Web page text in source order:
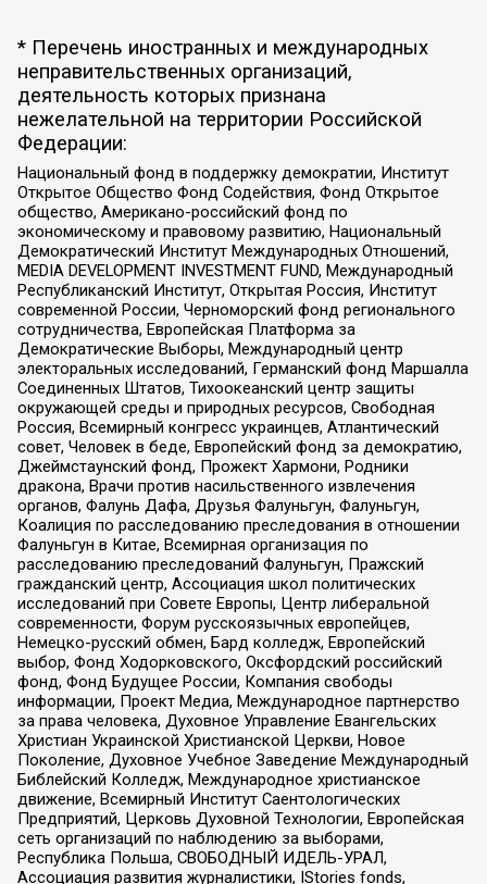
* Перечень иностранных и международных
неправительственных организаций,
деятельность которых признана
нежелательной на территории Российской
Федерации:
Национальный фонд в поддержку демократии, Институт
Открытое Общество Фонд Содействия, Фонд Открытое
общество, Американо-российский фонд по
экономическому и правовому развитию, Национальный
Демократический Институт Международных Отношений,
MEDIA DEVELOPMENT INVESTMENT FUND, Международный
Республиканский Институт, Открытая Россия, Институт
современной России, Черноморский фонд регионального
сотрудничества, Европейская Платформа за
Демократические Выборы, Международный центр
электоральных исследований, Германский фонд Маршалла
Соединенных Штатов, Тихоокеанский центр защиты
окружающей среды и природных ресурсов, Свободная
Россия, Всемирный конгресс украинцев, Атлантический
совет, Человек в беде, Европейский фонд за демократию,
Джеймстаунский фонд, Прожект Хармони, Родники
дракона, Врачи против насильственного извлечения
органов, Фалунь Дафа, Друзья Фалуньгун, Фалуньгун,
Коалиция по расследованию преследования в отношении
Фалуньгун в Китае, Всемирная организация по
расследованию преследований Фалуньгун, Пражский
гражданский центр, Ассоциация школ политических
исследований при Совете Европы, Центр либеральной
современности, Форум русскоязычных европейцев,
Немецко-русский обмен, Бард колледж, Европейский
выбор, Фонд Ходорковского, Оксфордский российский
фонд, Фонд Будущее России, Компания свободы
информации, Проект Медиа, Международное партнерство
за права человека, Духовное Управление Евангельских
Христиан Украинской Христианской Церкви, Новое
Поколение, Духовное Учебное Заведение Международный
Библейский Колледж, Международное христианское
движение, Всемирный Институт Саентологических
Предприятий, Церковь Духовной Технологии, Европейская
сеть организаций по наблюдению за выборами,
Республика Польша, СВОБОДНЫЙ ИДЕЛЬ-УРАЛ,
Ассоциация развития журналистики, IStories fonds,